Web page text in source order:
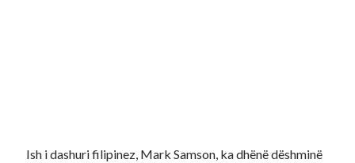
Ish i dashuri filipinez, Mark Samson, ka dhënë dëshminë